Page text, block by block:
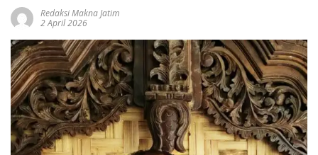
Redaksi Makna Jatim
2 April 2026